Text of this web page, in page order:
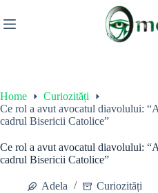
to
content
Home
Curiozități
Ce rol a avut avocatul diavolului:
cadrul Bisericii Catolice”
Ce rol a avut avocatul diavolului:
cadrul Bisericii Catolice”
Adela Curiozități